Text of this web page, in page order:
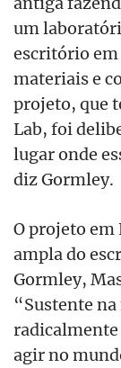
um
escritório em
materiais e
projeto, que
Lab, foi
lugar onde
diz Gormley.
O projeto em
ampla do
Gormley,
“Sustente
agir no